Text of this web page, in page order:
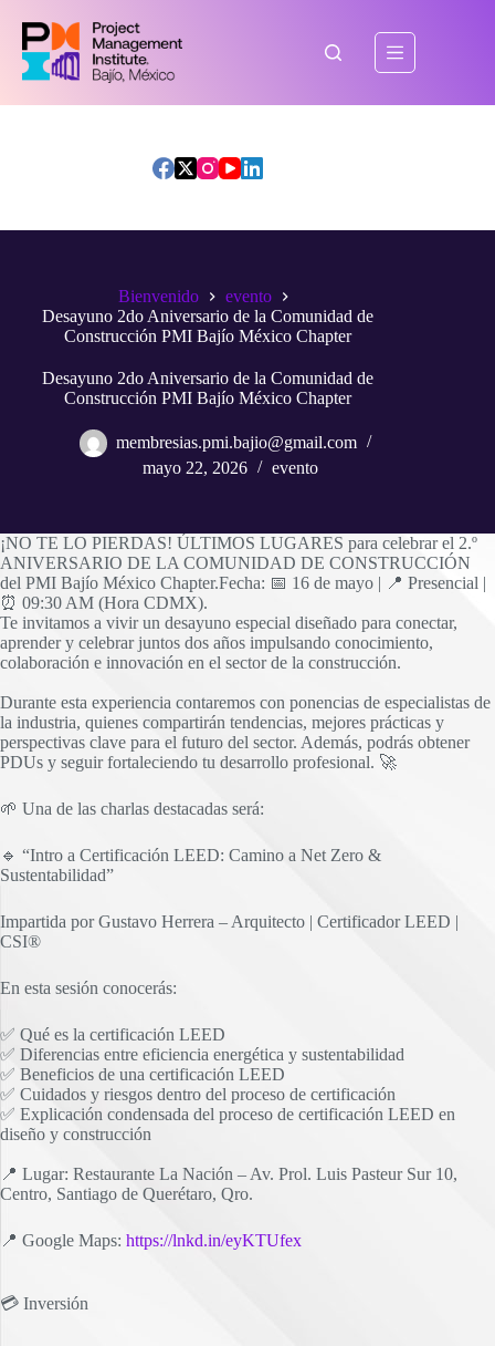
contenido
Bienvenido
evento
Desayuno 2do Aniversario de la Comunidad de
Construcción PMI Bajío México Chapter
Desayuno 2do Aniversario de la Comunidad de
Construcción PMI Bajío México Chapter
membresias.pmi.bajio@gmail.com
mayo 22, 2026
evento
¡NO TE LO PIERDAS! ÚLTIMOS LUGARES para celebrar el 2.º
ANIVERSARIO DE LA COMUNIDAD DE CONSTRUCCIÓN
del PMI Bajío México Chapter.Fecha: 📅 16 de mayo | 📍 Presencial |
⏰ 09:30 AM (Hora CDMX).
Te invitamos a vivir un desayuno especial diseñado para conectar,
aprender y celebrar juntos dos años impulsando conocimiento,
colaboración e innovación en el sector de la construcción.
Durante esta experiencia contaremos con ponencias de especialistas de
la industria, quienes compartirán tendencias, mejores prácticas y
perspectivas clave para el futuro del sector. Además, podrás obtener
PDUs y seguir fortaleciendo tu desarrollo profesional. 🚀
🌱 Una de las charlas destacadas será:
🔹 “Intro a Certificación LEED: Camino a Net Zero &
Sustentabilidad”
Impartida por Gustavo Herrera – Arquitecto | Certificador LEED |
CSI®
En esta sesión conocerás:
✅ Qué es la certificación LEED
✅ Diferencias entre eficiencia energética y sustentabilidad
✅ Beneficios de una certificación LEED
✅ Cuidados y riesgos dentro del proceso de certificación
✅ Explicación condensada del proceso de certificación LEED en
diseño y construcción
📍 Lugar: Restaurante La Nación – Av. Prol. Luis Pasteur Sur 10,
Centro, Santiago de Querétaro, Qro.
📍 Google Maps: https://lnkd.in/eyKTUfex
💳 Inversión